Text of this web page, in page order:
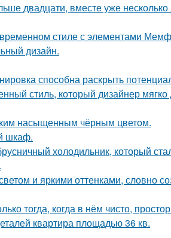
двадцати, вместе уже несколько
стиле с элементами
дизайн.
способна раскрыть
стиль, который дизайнер
насыщенным чёрным цветом.
шкаф.
холодильник, который
и яркими оттенками, словно
тогда, когда в нём чисто,
квартира площадью 36 кв.